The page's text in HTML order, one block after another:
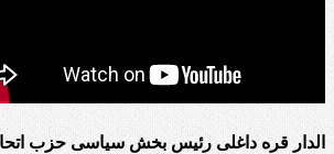
الدار قره داغلی رئیس بخش سیاسی حزب